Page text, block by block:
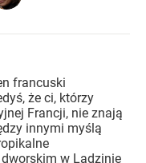
francuski
że ci, którzy
Francji, nie znają
innymi myślą
w Ladzinie